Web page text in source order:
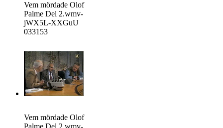
Vem mördade Olof
Palme Del 2.wmv-
jWX5L-XXGuU
033153
Vem mördade Olof